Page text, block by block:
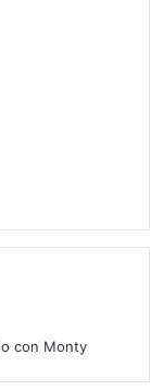
con Monty